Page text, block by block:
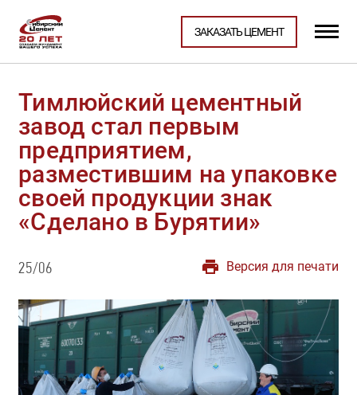
ЗАКАЗАТЬ ЦЕМЕНТ
Тимлюйский цементный
завод стал первым
предприятием,
разместившим на упаковке
своей продукции знак
«Сделано в Бурятии»
25/06 Версия для печати